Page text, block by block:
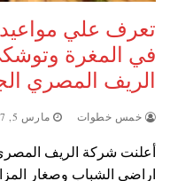
تعرف علي
الريف المصري
خمس خطوات مارس 5, 2017
أعلنت شركة الريف المصري
اراضي الشباب وصغار